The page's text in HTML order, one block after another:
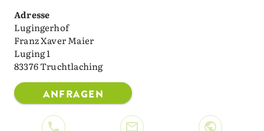
Adresse
Lugingerhof
Franz Xaver Maier
Luging 1
83376 Truchtlaching
ANFRAGEN